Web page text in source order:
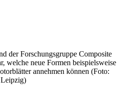
der Forschungsgruppe Composite
welche neue Formen beispielsweise
annehmen können (Foto: